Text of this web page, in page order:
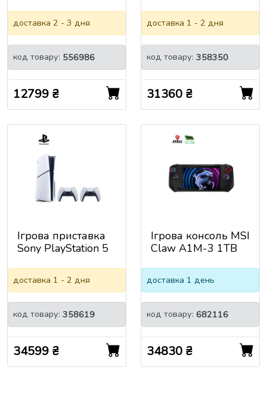
дистанційної гри
Portal
(1000042435)
доставка 2 - 3 дня
код товару: 556986
12799 ₴
Digital Edition
825GB (без DVD)
(9711094 /
1000049750)
доставка 1 - 2 дня
код товару: 358350
31360 ₴
Ігрова приставка
Sony PlayStation 5
(1000049734)
доставка 1 - 2 дня
код товару: 358619
34599 ₴
Ігрова консоль MSI
Claw A1M-3 1TB
доставка 1 день
код товару: 682116
34830 ₴